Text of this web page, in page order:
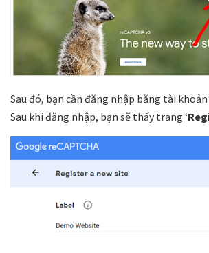
Sau đó, bạn cần đăng nhập bằng tài
Sau khi đăng nhập, bạn sẽ thấy trang ‘